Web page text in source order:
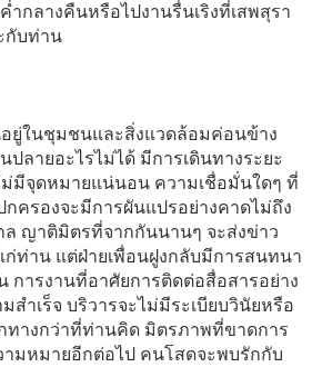
ำกลางคืนหรือไปงานรื่นเริงที่เสพสุรา
กับท่าน
ยู่ในชุมชนและสิ่งแวดล้อมค่อนข้าง
ลายอะไรไม่ได้ มีการเดินทางระยะ
ม่มีจุดหมายแน่นอน ความเชื่อมั่นใดๆ ที่
ครองจะมีการผันแปรอย่างคาดไม่ถึง
ล ญาติมิตรที่จากกันนานๆ จะส่งข่าว
ก่ท่าน แต่ฝ่ายเพื่อนฝูงกลับมีการสนทนา
การงานที่อาศัยการติดต่อสื่อสารอย่าง
สำเร็จ บริวารจะไม่มีระเบียบวินัยหรือ
างกว่าที่ท่านคิด มิตรภาพที่ขาดการ
มหมายอีกต่อไป คนโสดจะพบรักกับ